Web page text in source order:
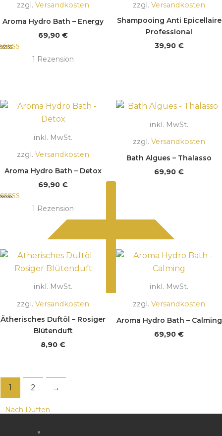
Nach Düften
zzgl. Versandkosten
Aroma Hydro Bath – Energy
69,90 €
Bewertet mit1 Rezension
zzgl. Versandkosten
Shampooing Anti Epicellaire
Professional
39,90 €
inkl. MwSt.
zzgl. Versandkosten
Aroma Hydro Bath – Detox
69,90 €
Bewertet mit1 Rezension
inkl. MwSt.
zzgl. Versandkosten
Bath Algues – Thalasso
69,90 €
inkl. MwSt.
zzgl. Versandkosten
Ätherisches Duftöl – Rosiger
Blütenduft
8,90 €
inkl. MwSt.
zzgl. Versandkosten
Aroma Hydro Bath – Calming
69,90 €
1 2 →